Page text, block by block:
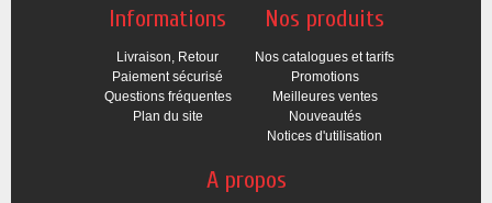
Informations
Livraison, Retour
Paiement sécurisé
Questions fréquentes
Plan du site
Nos produits
Nos catalogues et tarifs
Promotions
Meilleures ventes
Nouveautés
Notices d'utilisation
A propos